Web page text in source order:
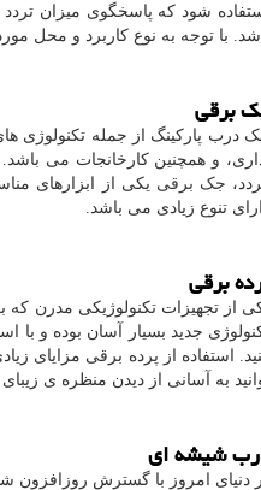
شود که پاسخگوی میزان
با توجه به نوع کاربرد و محل
برقی
درب پارکینگ از جمله تکنولوژی
و همچنین کارخانجات می باشد.
جک برقی یکی از ابزارهای
تنوع زیادی می باشد.
برقی
از تجهیزات تکنولوژیکی مدرن که
جدید بسیار آسان بوده و با
استفاده از پرده برقی مزایای
به آسانی از دیدن منظره ی
شیشه ای
دنیای امروز با گسترش روزافزون